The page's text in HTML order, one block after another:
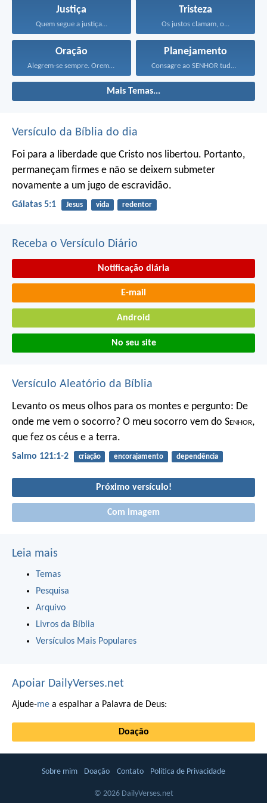
Justiça
Quem segue a justiça...
Tristeza
Os justos clamam, o...
Oração
Alegrem-se sempre. Orem continuamente...
Planejamento
Consagre ao SENHOR tudo...
Mais Temas...
Versículo da Bíblia do dia
Foi para a liberdade que Cristo nos libertou. Portanto,
permaneçam firmes e não se deixem submeter
novamente a um jugo de escravidão.
Gálatas 5:1 Jesus vida redentor
Receba o Versículo Diário
Notificação diária
E-mail
Android
No seu site
Versículo Aleatório da Bíblia
Levanto os meus olhos para os montes e pergunto: De
onde me vem o socorro? O meu socorro vem do Senhor,
que fez os céus e a terra.
Salmo 121:1-2 criação encorajamento dependência
Próximo versículo!
Com imagem
Leia mais
Temas
Pesquisa
Arquivo
Livros da Bíblia
Versículos Mais Populares
Apoiar DailyVerses.net
Ajude-me a espalhar a Palavra de Deus:
Doação
Sobre mim Doação Contato Política de Privacidade
© 2026 DailyVerses.net